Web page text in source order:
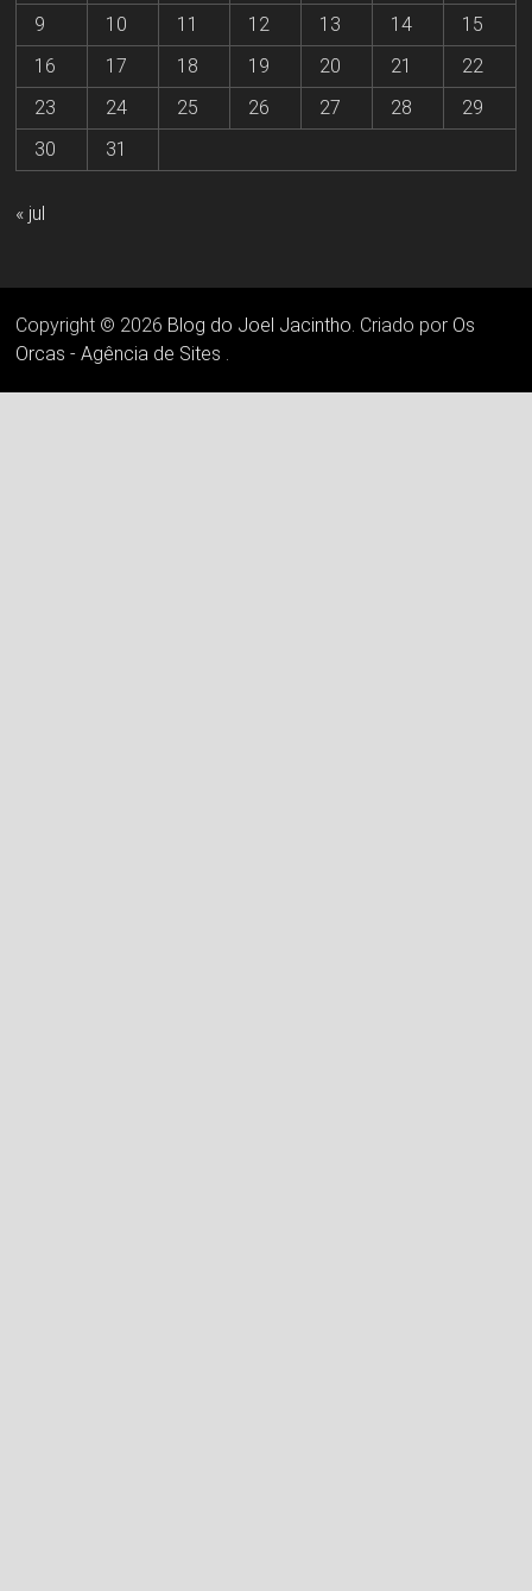
9
10 11 12 13 14
15
16
17 18 19 20 21
22
23
24 25 26 27 28
29
30
31
« jul
Copyright © 2026 Blog do Joel Jacintho. Criado por Os
Orcas - Agência de Sites .